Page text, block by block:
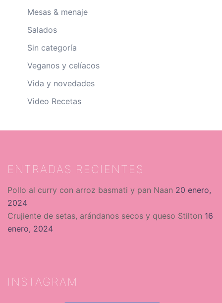
Mesas & menaje
Salados
Sin categoría
Veganos y celíacos
Vida y novedades
Video Recetas
ENTRADAS RECIENTES
Pollo al curry con arroz basmati y pan Naan 20 enero,
2024
Crujiente de setas, arándanos secos y queso Stilton 16
enero, 2024
INSTAGRAM